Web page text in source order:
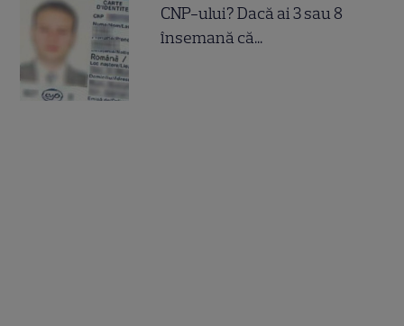
CNP-ului? Dacă ai 3 sau 8
însemană că...